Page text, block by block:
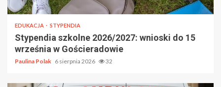
EDUKACJA STYPENDIA
Stypendia szkolne 2026/2027: wnioski do 15
września w Gościeradowie
Paulina Polak 6 sierpnia 2026 32